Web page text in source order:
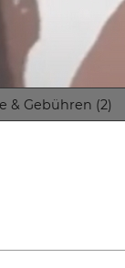
& Gebühren (2)